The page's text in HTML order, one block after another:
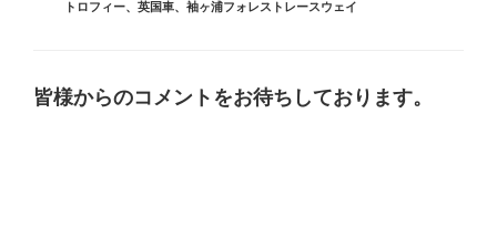
トロフィー、 英国車、 袖ヶ浦フォレストレースウェイ
皆様からのコメントをお待ちしております。